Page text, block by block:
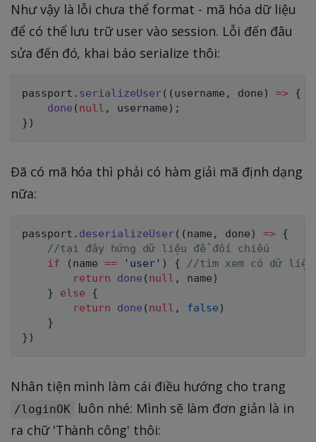
Như vậy là lỗi chưa thể format - mã hóa dữ liệu
để có thể lưu trữ user vào session. Lỗi đến đâu
sửa đến đó, khai báo serialize thôi:
passport . serializeUser( ( username , done ) => {
done ( null , username ) ;
} )
Đã có mã hóa thì phải có hàm giải mã định dạng
nữa:
passport . deserializeUser( ( name , done ) => {
//tại đây hứng dữ liệu để đối chiếu
if
( name == 'user' ) {
//tìm xem có dữ liệu
return
done ( null , name )
}
else
{
return
done ( null , false )
}
} )
Nhân tiện mình làm cái điều hướng cho trang
/loginOK
luôn nhé: Mình sẽ làm đơn giản là in
ra chữ 'Thành công' thôi: